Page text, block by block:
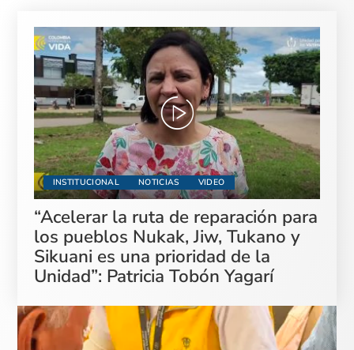
INSTITUCIONAL NOTICIAS VIDEO
“Acelerar la ruta de reparación para
los pueblos Nukak, Jiw, Tukano y
Sikuani es una prioridad de la
Unidad”: Patricia Tobón Yagarí